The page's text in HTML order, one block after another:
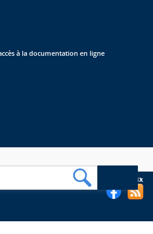
à la documentation en ligne
de l'EHESP sur les réseaux sociaux